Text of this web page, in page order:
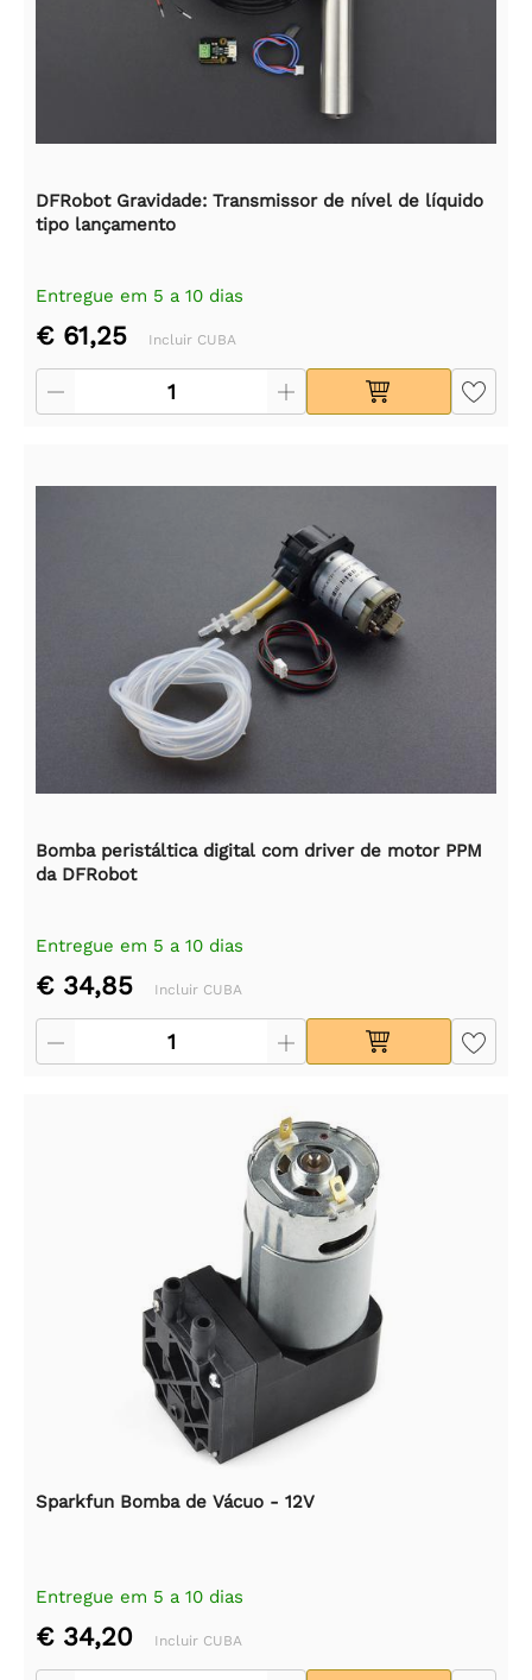
DFRobot Gravidade: Transmissor de nível de líquido
tipo lançamento
Entregue em 5 a 10 dias
€ 61,25 Incluir CUBA
Bomba peristáltica digital com driver de motor PPM
da DFRobot
Entregue em 5 a 10 dias
€ 34,85 Incluir CUBA
Sparkfun Bomba de Vácuo - 12V
Entregue em 5 a 10 dias
€ 34,20 Incluir CUBA